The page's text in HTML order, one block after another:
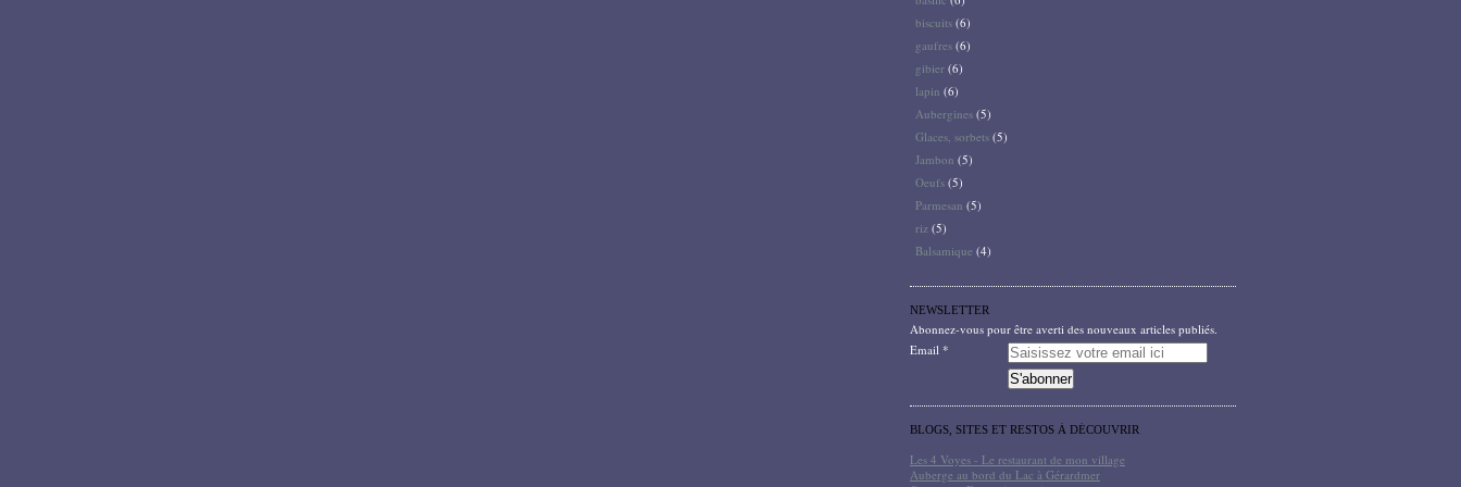
biscuits (6)
gaufres (6)
gibier (6)
lapin (6)
Aubergines (5)
Glaces, sorbets (5)
Jambon (5)
Oeufs (5)
Parmesan (5)
riz (5)
Balsamique (4)
NEWSLETTER
Abonnez-vous pour être averti des nouveaux articles publiés.
Email
BLOGS, SITES ET RESTOS À DÉCOUVRIR
Les 4 Voyes - Le restaurant de mon village
Auberge au bord du Lac à Gérardmer